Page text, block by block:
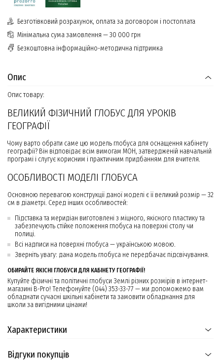
Безготівковий розрахунок, оплата за договором і постоплата
Мінімальна сума замовлення — 30 000 грн
Безкоштовна інформаційно-методична підтримка
Опис
Опис товару:
ВЕЛИКИЙ ФІЗИЧНИЙ ГЛОБУС ДЛЯ УРОКІВ
ГЕОГРАФІЇ
Чому варто обрати саме цю модель глобуса для оснащення кабінету
географії? Він відповідає всім вимогам МОН, затвердженій навчальній
програмі і слугує корисним і практичним придбанням для вчителя.
ОСОБЛИВОСТІ МОДЕЛІ ГЛОБУСА
Основною перевагою конструкції даної моделі є її великий розмір — 32
см в діаметрі. Серед інших особливостей:
Підставка та меридіан виготовлені з міцного, якісного пластику та
забезпечують стійке положення глобуса на поверхні столу чи
полиці.
Всі надписи на поверхні глобуса — українською мовою.
Зверніть увагу: дана модель глобуса не передбачає підсвічування.
ОБИРАЙТЕ ЯКІСНІ ГЛОБУСИ ДЛЯ КАБІНЕТУ ГЕОГРАФІЇ!
Купуйте фізичні та політичні глобуси Землі різних розмірів в інтернет-
магазині B-Pro! Телефонуйте (044) 353-33-77 — ми допоможемо вам
обладнати сучасні шкільні кабінети та замовити обладнання для
школи за вигідними цінами!
Характеристики
Відгуки покупців